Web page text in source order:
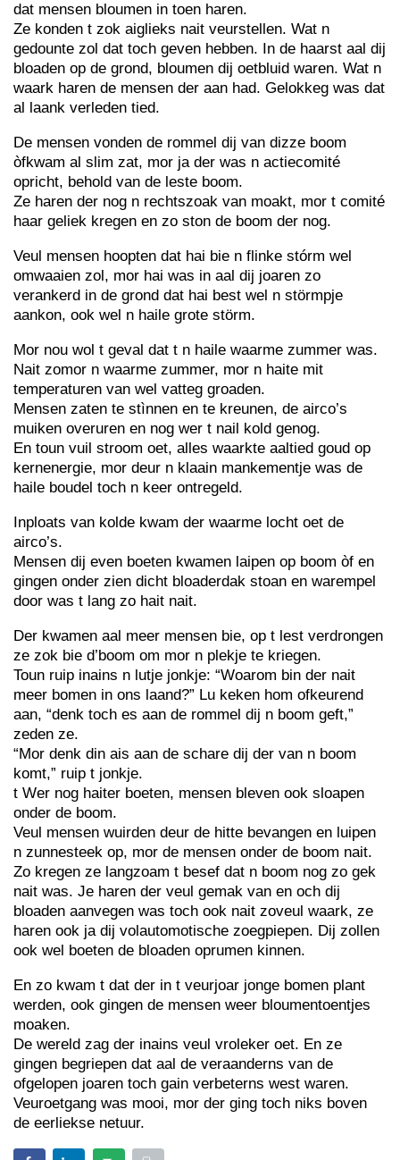
dat mensen bloumen in toen haren.
Ze konden t zok aiglieks nait veurstellen. Wat n
gedounte zol dat toch geven hebben. In de haarst aal dij
bloaden op de grond, bloumen dij oetbluid waren. Wat n
waark haren de mensen der aan had. Gelokkeg was dat
al laank verleden tied.
De mensen vonden de rommel dij van dizze boom
òfkwam al slim zat, mor ja der was n actiecomité
opricht, behold van de leste boom.
Ze haren der nog n rechtszoak van moakt, mor t comité
haar geliek kregen en zo ston de boom der nog.
Veul mensen hoopten dat hai bie n flinke stórm wel
omwaaien zol, mor hai was in aal dij joaren zo
verankerd in de grond dat hai best wel n störmpje
aankon, ook wel n haile grote störm.
Mor nou wol t geval dat t n haile waarme zummer was.
Nait zomor n waarme zummer, mor n haite mit
temperaturen van wel vatteg groaden.
Mensen zaten te stìnnen en te kreunen, de airco’s
muiken overuren en nog wer t nail kold genog.
En toun vuil stroom oet, alles waarkte aaltied goud op
kernenergie, mor deur n klaain mankementje was de
haile boudel toch n keer ontregeld.
Inploats van kolde kwam der waarme locht oet de
airco’s.
Mensen dij even boeten kwamen laipen op boom òf en
gingen onder zien dicht bloaderdak stoan en warempel
door was t lang zo hait nait.
Der kwamen aal meer mensen bie, op t lest verdrongen
ze zok bie d’boom om mor n plekje te kriegen.
Toun ruip inains n lutje jonkje: “Woarom bin der nait
meer bomen in ons laand?” Lu keken hom ofkeurend
aan, “denk toch es aan de rommel dij n boom geft,”
zeden ze.
“Mor denk din ais aan de schare dij der van n boom
komt,” ruip t jonkje.
t Wer nog haiter boeten, mensen bleven ook sloapen
onder de boom.
Veul mensen wuirden deur de hitte bevangen en luipen
n zunnesteek op, mor de mensen onder de boom nait.
Zo kregen ze langzoam t besef dat n boom nog zo gek
nait was. Je haren der veul gemak van en och dij
bloaden aanvegen was toch ook nait zoveul waark, ze
haren ook ja dij volautomotische zoegpiepen. Dij zollen
ook wel boeten de bloaden oprumen kinnen.
En zo kwam t dat der in t veurjoar jonge bomen plant
werden, ook gingen de mensen weer bloumentoentjes
moaken.
De wereld zag der inains veul vroleker oet. En ze
gingen begriepen dat aal de veraanderns van de
ofgelopen joaren toch gain verbeterns west waren.
Veuroetgang was mooi, mor der ging toch niks boven
de eerliekse netuur.